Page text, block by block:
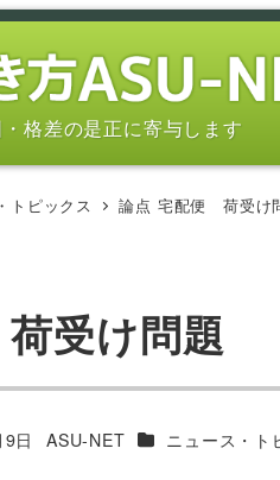
格差の是正に寄与します
トピックス 論点 宅配便 荷受け
受け問題
日
著
ASU-NET カテゴリー
ニュース・ト